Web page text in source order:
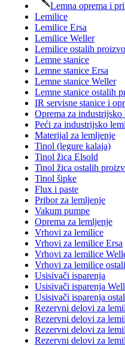
Lemna oprema i
Lemilice
Lemilice Ersa
Lemilice Weller
Lemilice ostalih
Lemne stanice
Lemne stanice Ersa
Lemne stanice Weller
Lemne stanice ostalih
IR servisne stanice i
Oprema za industrijsko
Peći za industrijsko
Materijal za lemljenje
Tinol (legure kalaja)
Tinol žica Elsold
Tinol žica ostalih
Tinol šipke
Flux i paste
Pribor za lemljenje
Vakum pumpe
Oprema za lemljenje
Vrhovi za lemilice
Vrhovi za lemilice Ersa
Vrhovi za lemilice
Vrhovi za lemilice
Usisivači isparenja
Usisivači isparenja
Usisivači isparenja
Rezervni delovi za
Rezervni delovi za
Rezervni delovi za
Rezervni delovi za